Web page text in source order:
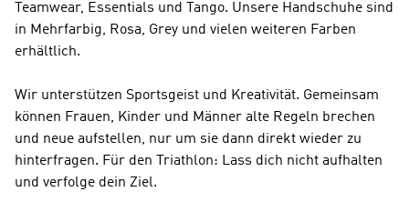
Teamwear, Essentials und Tango. Unsere Handschuhe sind
in Mehrfarbig, Rosa, Grey und vielen weiteren Farben
erhältlich.
Wir unterstützen Sportsgeist und Kreativität. Gemeinsam
können Frauen, Kinder und Männer alte Regeln brechen
und neue aufstellen, nur um sie dann direkt wieder zu
hinterfragen. Für den Triathlon: Lass dich nicht aufhalten
und verfolge dein Ziel.